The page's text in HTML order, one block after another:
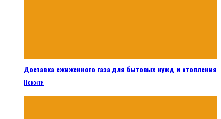
Доставка сжиженного газа для бытовых нужд и отопления
Новости